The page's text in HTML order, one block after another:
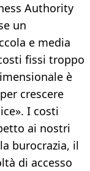
Authority
un
e media
fissi troppo
è
crescere
I costi
ai nostri
burocrazia, il
di accesso